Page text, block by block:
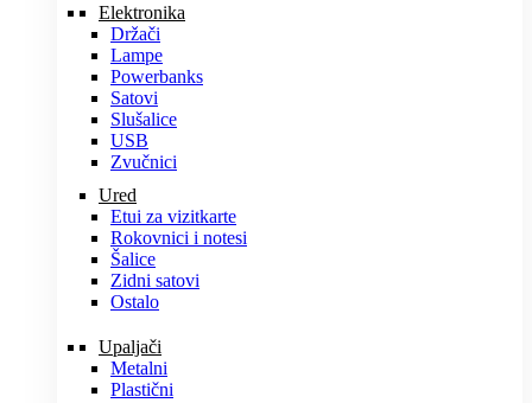
Elektronika
Držači
Lampe
Powerbanks
Satovi
Slušalice
USB
Zvučnici
Ured
Etui za vizitkarte
Rokovnici i notesi
Šalice
Zidni satovi
Ostalo
Upaljači
Metalni
Plastični